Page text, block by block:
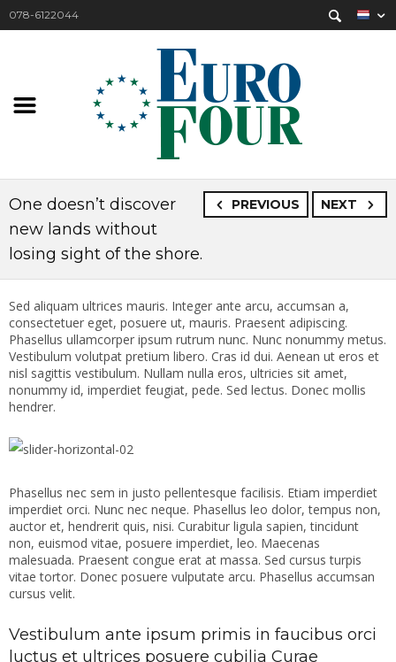
078-6122044
PREVIOUS NEXT
One doesn’t discover
new lands without
losing sight of the shore.
Sed aliquam ultrices mauris. Integer ante arcu, accumsan a,
consectetuer eget, posuere ut, mauris. Praesent adipiscing.
Phasellus ullamcorper ipsum rutrum nunc. Nunc nonummy metus.
Vestibulum volutpat pretium libero. Cras id dui. Aenean ut eros et
nisl sagittis vestibulum. Nullam nulla eros, ultricies sit amet,
nonummy id, imperdiet feugiat, pede. Sed lectus. Donec mollis
hendrer.
Phasellus nec sem in justo pellentesque facilisis. Etiam imperdiet
imperdiet orci. Nunc nec neque. Phasellus leo dolor, tempus non,
auctor et, hendrerit quis, nisi. Curabitur ligula sapien, tincidunt
non, euismod vitae, posuere imperdiet, leo. Maecenas
malesuada. Praesent congue erat at massa. Sed cursus turpis
vitae tortor. Donec posuere vulputate arcu. Phasellus accumsan
cursus velit.
Vestibulum ante ipsum primis in faucibus orci
luctus et ultrices posuere cubilia Curae